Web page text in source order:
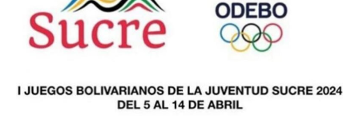
Juegos
la